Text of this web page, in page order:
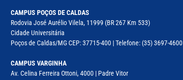
CAMPUS POÇOS DE CALDAS
Rodovia José Aurélio Vilela, 11999 (BR 267 Km 533)
Cidade Universitária
Poços de Caldas/MG CEP: 37715-400 | Telefone: (35) 3697-4600
CAMPUS VARGINHA
Av. Celina Ferreira Ottoni, 4000 | Padre Vitor